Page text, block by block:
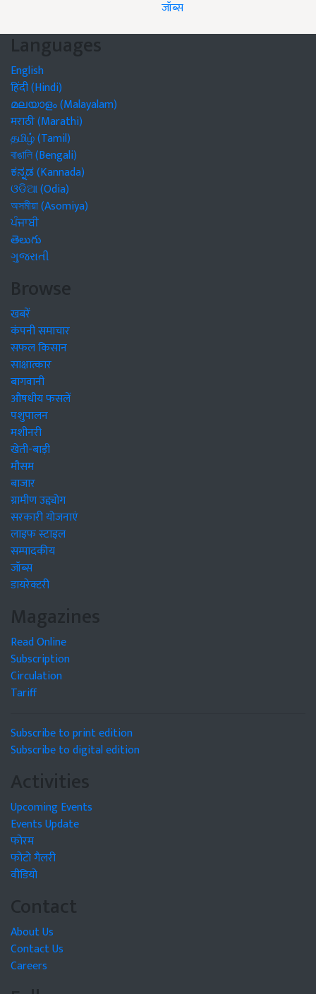
जॉब्स
Languages
English
हिंदी (Hindi)
മലയാളം (Malayalam)
मराठी (Marathi)
தமிழ் (Tamil)
বাঙালি (Bengali)
ಕನ್ನಡ (Kannada)
ଓଡିଆ (Odia)
অসমীয়া (Asomiya)
ਪੰਜਾਬੀ
తెలుగు
ગુજરાતી
Browse
खबरें
कंपनी समाचार
सफल किसान
साक्षात्कार
बागवानी
औषधीय फसलें
पशुपालन
मशीनरी
खेती-बाड़ी
मौसम
बाजार
ग्रामीण उद्द्योग
सरकारी योजनाएं
लाइफ स्टाइल
सम्पादकीय
जॉब्स
डायरेक्टरी
Magazines
Read Online
Subscription
Circulation
Tariff
Subscribe to print edition
Subscribe to digital edition
Activities
Upcoming Events
Events Update
फोरम
फोटो गैलरी
वीडियो
Contact
About Us
Contact Us
Careers